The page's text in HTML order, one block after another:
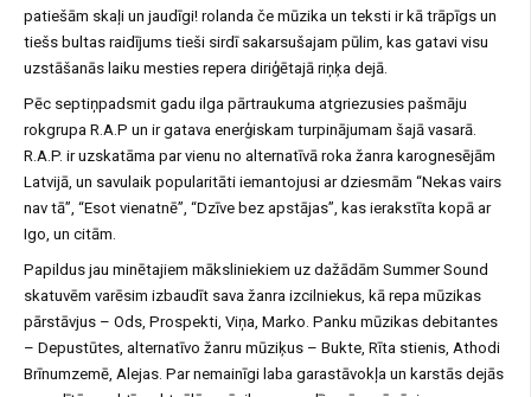
patiešām skaļi un jaudīgi! rolanda če mūzika un teksti ir kā trāpīgs un
tiešs bultas raidījums tieši sirdī sakarsušajam pūlim, kas gatavi visu
uzstāšanās laiku mesties repera diriģētajā riņķa dejā.
Pēc septiņpadsmit gadu ilga pārtraukuma atgriezusies pašmāju
rokgrupa R.A.P un ir gatava enerģiskam turpinājumam šajā vasarā.
R.A.P. ir uzskatāma par vienu no alternatīvā roka žanra karognesējām
Latvijā, un savulaik popularitāti iemantojusi ar dziesmām “Nekas vairs
nav tā”, “Esot vienatnē”, “Dzīve bez apstājas”, kas ierakstīta kopā ar
Igo, un citām.
Papildus jau minētajiem māksliniekiem uz dažādām Summer Sound
skatuvēm varēsim izbaudīt sava žanra izcilniekus, kā repa mūzikas
pārstāvjus – Ods, Prospekti, Viņa, Marko. Panku mūzikas debitantes
– Depustūtes, alternatīvo žanru mūziķus – Bukte, Rīta stienis, Athodi
Brīnumzemē, Alejas. Par nemainīgi laba garastāvokļa un karstās dejās